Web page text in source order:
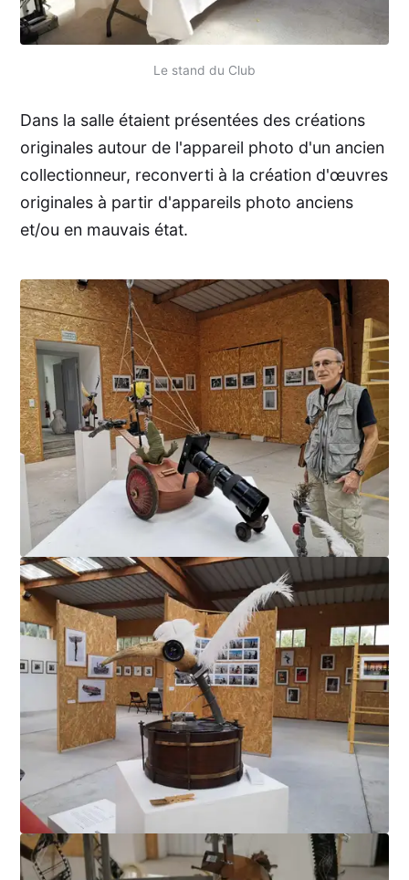
Le stand du Club
Dans la salle étaient présentées des créations
originales autour de l'appareil photo d'un ancien
collectionneur, reconverti à la création d'œuvres
originales à partir d'appareils photo anciens
et/ou en mauvais état.